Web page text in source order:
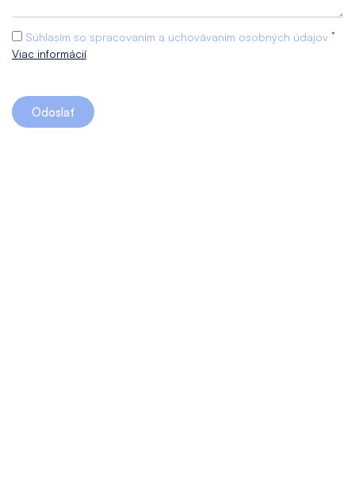
Súhlasím so spracovaním a uchovávaním osobných údajov *
Viac informácií
Odoslať